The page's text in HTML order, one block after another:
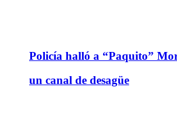
Policía halló a “Paquito”
un canal de desagüe